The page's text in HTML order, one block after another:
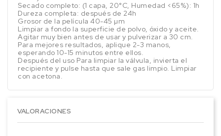
Secado completo: (1 capa, 20°C, Humedad <65%): 1h
Dureza completa: después de 24h
Grosor de la película 40-45 µm
Limpiar a fondo la superficie de polvo, óxido y aceite.
Agitar muy bien antes de usar y pulverizar a 30 cm.
Para mejores resultados, aplique 2-3 manos,
esperando 10-15 minutos entre ellos.
Después del uso Para limpiar la válvula, invierta el
recipiente y pulse hasta que sale gas limpio. Limpiar
con acetona.
VALORACIONES